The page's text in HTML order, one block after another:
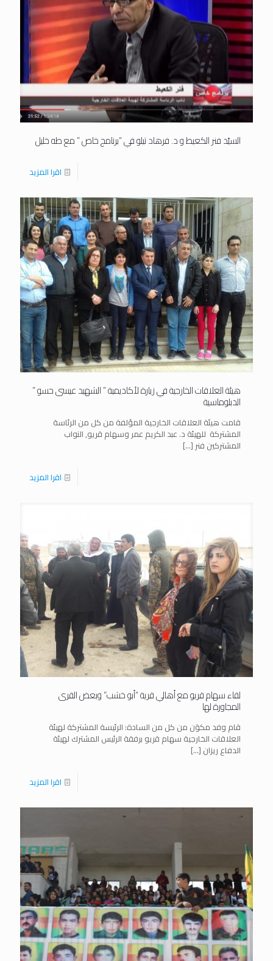
السيّد فنر الكعيط و د. فرهاد تيلو في “برنامج خاص ” مع طه خليل
اقرا المزيد
هيئة العلاقات الخارجية في زيارة لأكاديمية ” الشهيد عيسى حسو ”
الدبلوماسية
قامت هيئة العلاقات الخارجية المؤلفة من كل من الرئاسة
المشتركة للهيئة د. عبد الكريم عمر وسهام قريو, النواب
المشتركين فنر […]
اقرا المزيد
لقاء سهام قريو مع أهالي قرية “أبو خشب” وبعض القرى
المجاورة لها
قام وفد مكوَن من كل من السادة: الرئيسة المشتركة لهيئة
العلاقات الخارجية سهام قريو برفقة الرئيس المشترك لهيئة
الدفاع ريزان […]
اقرا المزيد